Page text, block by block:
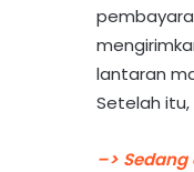
lantaran
Setelah
–>